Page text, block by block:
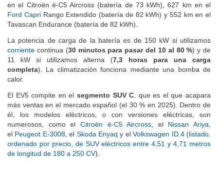
El EV5 compite en el segmento SUV C, que es el que acapara
más ventas en el mercado español (el 30 % en 2025). Dentro de
él, los modelos eléctricos, o con versiones eléctricas, son
numerosos, como el Citroën ë-C5 Aircross, el Nissan Ariya,
el Peugeot E-3008, el Skoda Enyaq y elVolkswagen ID.4(listado,
ordenado por precio, de SUV eléctricos entre 4,51 y 4,71 metros
de longitud de 180 a 250 CV).
en el Citroën ë-C5 Aircross (batería de 73 kWh), 627 km en el
Ford CapriRango Extendido (batería de 82 kWh) y 552 km en el
Tavascan Endurance (batería de 82 kWh).
La potencia de carga de la batería es de 150 kW si utilizamos
corriente continua (30 minutos para pasar del 10 al 80 %) y de
11 kW si utilizamos alterna (7,3 horas para una carga
completa). La climatización funciona mediante una bomba de
calor.